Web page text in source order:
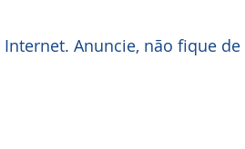
Anuncie, não fique de